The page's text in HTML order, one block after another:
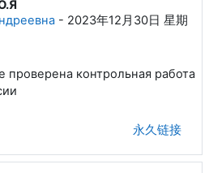
- 2023年12月30日 星期
проверена контрольная работа
永久链接